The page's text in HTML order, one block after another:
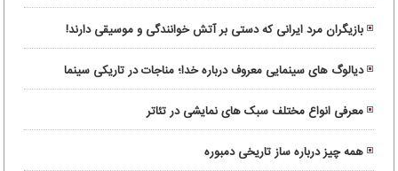
واقعی
بازیگران مرد ایرانی که دستی بر آتش خوانندگی و موسیقی دارند!
دیالوگ های سینمایی معروف درباره خدا؛ مناجات در تاریکی سینما
معرفی انواع مختلف سبک های نمایشی در تئاتر
همه چیز درباره ساز تاریخی دمبوره